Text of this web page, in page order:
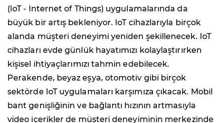
(IoT - Internet of Things) uygulamalarında da
büyük bir artış bekleniyor. IoT cihazlarıyla birçok
alanda müşteri deneyimi yeniden şekillenecek. IoT
cihazları evde günlük hayatımızı kolaylaştırırken
kişisel ihtiyaçlarımızı tahmin edebilecek.
Perakende, beyaz eşya, otomotiv gibi birçok
sektörde IoT uygulamaları karşımıza çıkacak. Mobil
bant genişliğinin ve bağlantı hızının artmasıyla
video içerikler de müşteri deneyiminin merkezinde